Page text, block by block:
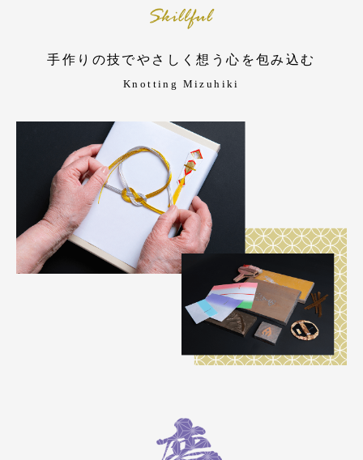
手作りの技でやさしく想う心を包み込む
Knotting Mizuhiki